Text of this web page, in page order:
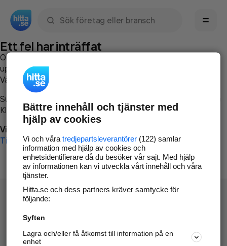
Ett fel har inträffat
Om du vill kan du
uppstod så att vi lättare och snabbare kan avhjälpa det.
Vänligen försök med följande:
Surfa till
Klicka påTillbaka-knappen i webbläsaren och försök igen
Vi beklagar besväret!
Till startsidan
Hitta.se - Gratis nummerupplysning.
Sök företag, personer och platser.
Bättre innehåll och tjänster med
hjälp av cookies
Vi och våra tredjepartsleverantörer(122) samlar
information med hjälp av cookies och
enhetsidentifierare då du besöker vår sajt. Med hjälp
av informationen kan vi utveckla vårt innehåll och våra
tjänster.
Hitta.se och dess partners kräver samtycke för
följande:
Syften
Lagra och/eller få åtkomst till information på en
enhet